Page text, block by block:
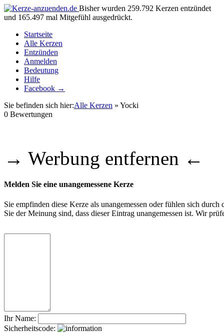
Bisher wurden 259.792 Kerzen entzündet
und 165.497 mal Mitgefühl ausgedrückt.
Startseite
Alle Kerzen
Entzünden
Anmelden
Bedeutung
Hilfe
Facebook →
Sie befinden sich hier:Alle Kerzen » Yocki
0 Bewertungen
→ Werbung entfernen ←
Melden Sie eine unangemessene Kerze
Sie empfinden diese Kerze als unangemessen oder fühlen sich
Sie der Meinung sind, dass dieser Eintrag unangemessen ist. Wir
Ihr Name:
Sicherheitscode: